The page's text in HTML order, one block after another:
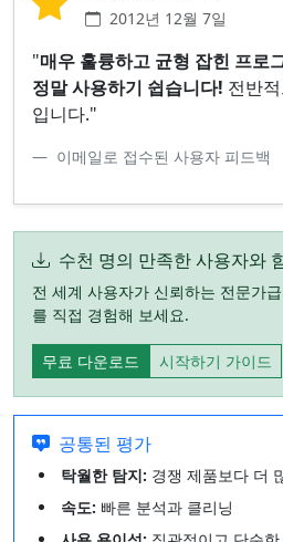
2012년 12월 7일
"매우 훌륭하고 균형 잡힌 프로
정말 사용하기 쉽습니다! 전반
입니다."
이메일로 접수된 사용자 피드백
수천 명의 만족한 사용자와
전 세계 사용자가 신뢰하는 전문가
를 직접 경험해 보세요.
무료 다운로드 시작하기 가이드
공통된 평가
탁월한 탐지: 경쟁 제품보다 더
속도: 빠른 분석과 클리닝